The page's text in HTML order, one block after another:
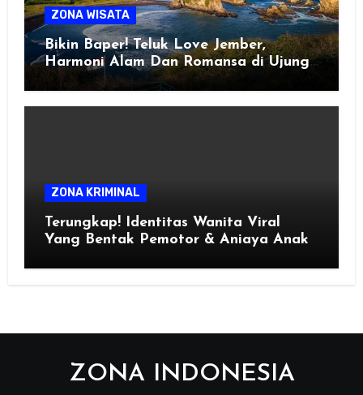
ZONA WISATA
Bikin Baper! Teluk Love Jember,
Harmoni Alam Dan Romansa di Ujung
Selatan Jawa
ZONA KRIMINAL
Terungkap! Identitas Wanita Viral
Yang Bentak Pemotor & Aniaya Anak
ZONA INDONESIA